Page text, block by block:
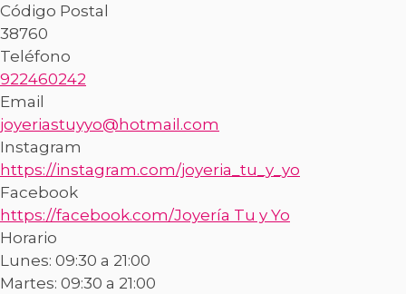
Código Postal
38760
Teléfono
922460242
Email
joyeriastuyyo@hotmail.com
Instagram
https://instagram.com/joyeria_tu_y_yo
Facebook
https://facebook.com/Joyería Tu y Yo
Horario
Lunes: 09:30 a 21:00
Martes: 09:30 a 21:00